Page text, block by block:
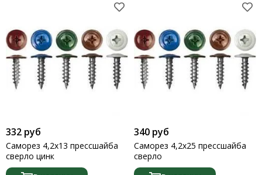
332 руб
Саморез 4,2х13 прессшайба
сверло цинк
340 руб
Саморез 4,2х25 прессшайба
сверло